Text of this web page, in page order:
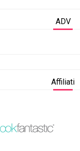
ADV
Affiliati